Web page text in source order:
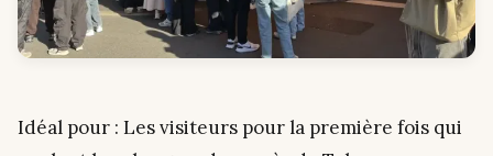
Idéal pour : Les visiteurs pour la première fois qui